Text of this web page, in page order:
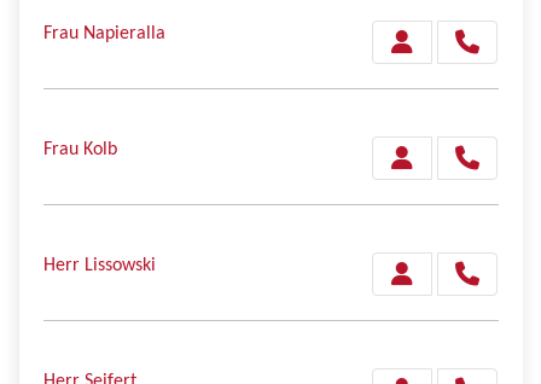
Frau Napieralla
Frau Kolb
Herr Lissowski